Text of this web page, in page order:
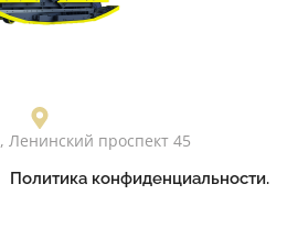
Ленинский проспект 45
Политика конфиденциальности.